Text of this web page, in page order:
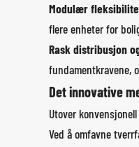
Modulær
flere enheter for
Rask distribusjon
fundamentkravene,
Det innovative
Utover
Ved å omfavne